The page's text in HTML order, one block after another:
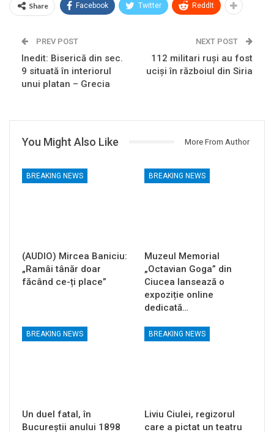
Share Facebook Twitter ReddIt
PREV POST
Inedit: Biserică din sec.
9 situată în interiorul
unui platan – Grecia
NEXT POST
112 militari ruși au fost
uciși în războiul din Siria
You Might Also Like More From Author
BREAKING NEWS
(AUDIO) Mircea Baniciu:
„Ramâi tânăr doar
făcând ce-ți place”
BREAKING NEWS
Muzeul Memorial
„Octavian Goga” din
Ciucea lansează o
expoziție online
dedicată…
BREAKING NEWS
Un duel fatal, în
Bucureştii anului 1898
BREAKING NEWS
Liviu Ciulei, regizorul
care a pictat un teatru